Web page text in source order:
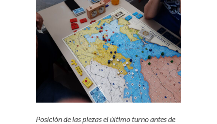
Posición de las piezas el último turno antes de